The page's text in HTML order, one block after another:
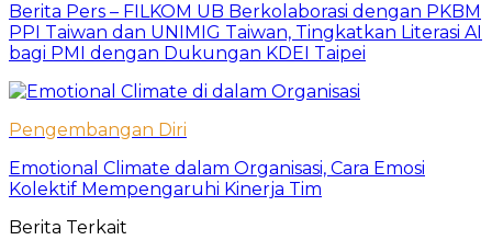
Berita Pers – FILKOM UB Berkolaborasi dengan PKBM
PPI Taiwan dan UNIMIG Taiwan, Tingkatkan Literasi AI
bagi PMI dengan Dukungan KDEI Taipei
Pengembangan Diri
Emotional Climate dalam Organisasi, Cara Emosi
Kolektif Mempengaruhi Kinerja Tim
Berita Terkait